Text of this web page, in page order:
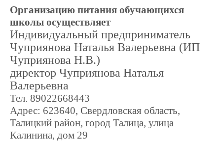
Организацию питания обучающихся
школы осуществляет
Индивидуальный предприниматель
Чуприянова Наталья Валерьевна (ИП
Чуприянова Н.В.)
директор Чуприянова Наталья
Валерьевна
Тел. 89022668443
Адрес: 623640, Свердловская область,
Талицкий район, город Талица, улица
Калинина, дом 29